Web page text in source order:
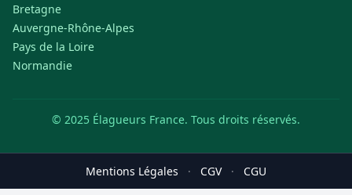
Bretagne
Auvergne-Rhône-Alpes
Pays de la Loire
Normandie
© 2025 Élagueurs France. Tous droits réservés.
Mentions Légales · CGV · CGU